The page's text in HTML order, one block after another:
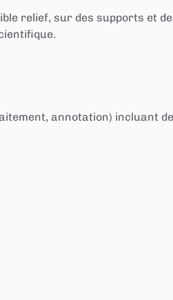
relief, sur des supports et
annotation) incluant